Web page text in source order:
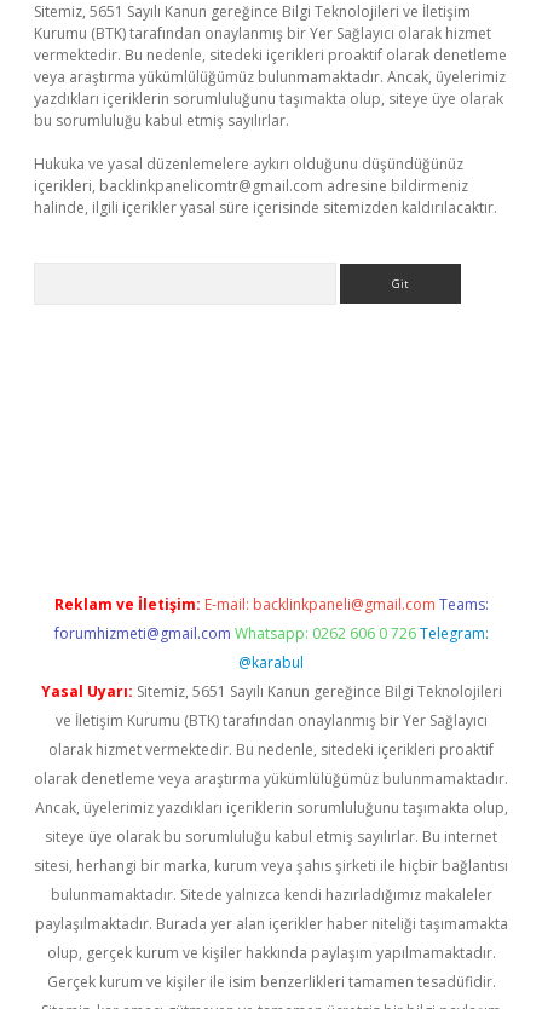
Sitemiz, 5651 Sayılı Kanun gereğince Bilgi Teknolojileri ve İletişim
Kurumu (BTK) tarafından onaylanmış bir Yer Sağlayıcı olarak hizmet
vermektedir. Bu nedenle, sitedeki içerikleri proaktif olarak denetleme
veya araştırma yükümlülüğümüz bulunmamaktadır. Ancak, üyelerimiz
yazdıkları içeriklerin sorumluluğunu taşımakta olup, siteye üye olarak
bu sorumluluğu kabul etmiş sayılırlar.
Hukuka ve yasal düzenlemelere aykırı olduğunu düşündüğünüz
içerikleri, backlinkpanelicomtr@gmail.com adresine bildirmeniz
halinde, ilgili içerikler yasal süre içerisinde sitemizden kaldırılacaktır.
Reklam ve İletişim: E-mail: backlinkpaneli@gmail.com Teams:
forumhizmeti@gmail.com Whatsapp: 0262 606 0 726 Telegram:
@karabul
Yasal Uyarı: Sitemiz, 5651 Sayılı Kanun gereğince Bilgi Teknolojileri
ve İletişim Kurumu (BTK) tarafından onaylanmış bir Yer Sağlayıcı
olarak hizmet vermektedir. Bu nedenle, sitedeki içerikleri proaktif
olarak denetleme veya araştırma yükümlülüğümüz bulunmamaktadır.
Ancak, üyelerimiz yazdıkları içeriklerin sorumluluğunu taşımakta olup,
siteye üye olarak bu sorumluluğu kabul etmiş sayılırlar. Bu internet
sitesi, herhangi bir marka, kurum veya şahıs şirketi ile hiçbir bağlantısı
bulunmamaktadır. Sitede yalnızca kendi hazırladığımız makaleler
paylaşılmaktadır. Burada yer alan içerikler haber niteliği taşımamakta
olup, gerçek kurum ve kişiler hakkında paylaşım yapılmamaktadır.
Gerçek kurum ve kişiler ile isim benzerlikleri tamamen tesadüfidir.